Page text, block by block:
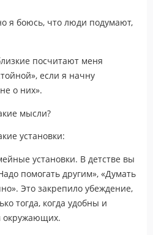
я боюсь, что люди подумают,
посчитают меня
если я начну
о них».
мысли?
установки:
установки. В детстве вы
помогать другим», «Думать
Это закрепило убеждение,
тогда, когда удобны и
окружающих.